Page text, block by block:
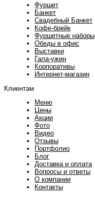
Фуршет
Банкет
Свадебный Банкет
Кофе-брейк
Фуршетные наборы
Обеды в офис
Выставки
Гала-ужин
Корпоративы
Интернет-магазин
Клиентам
Меню
Цены
Акции
Фото
Видео
Отзывы
Портфолио
Блог
Доставка и оплата
Вопросы и ответы
О компании
Контакты